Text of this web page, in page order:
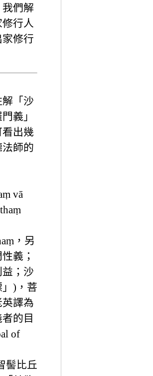
我們解
行人
修行
「沙
義」
出幾
師的
vā
，另
義；
；沙
」)，菩
譯為
者的目
of
髻比丘